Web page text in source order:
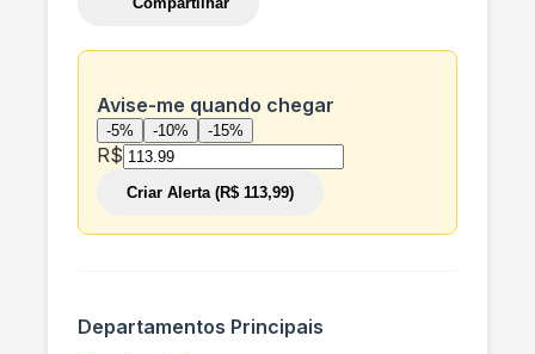
Avise-me quando chegar
-5% -10% -15%
R$
Criar Alerta (R$ 113,99)
Departamentos Principais